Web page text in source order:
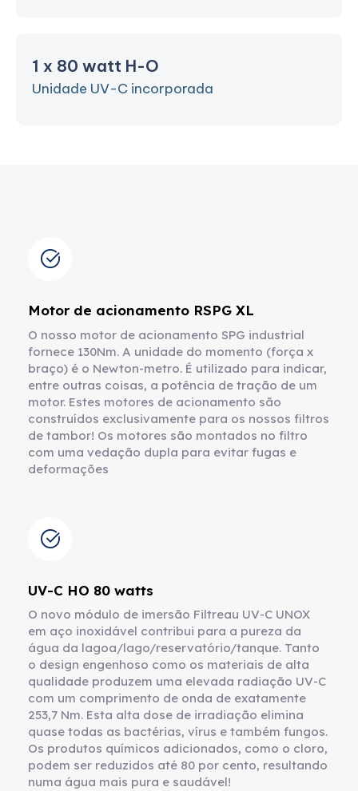
1 x 80 watt H-O
Unidade UV-C incorporada
Motor de acionamento RSPG XL
O nosso motor de acionamento SPG industrial
fornece 130Nm. A unidade do momento (força x
braço) é o Newton-metro. É utilizado para indicar,
entre outras coisas, a potência de tração de um
motor. Estes motores de acionamento são
construídos exclusivamente para os nossos filtros
de tambor! Os motores são montados no filtro
com uma vedação dupla para evitar fugas e
deformações
UV-C HO 80 watts
O novo módulo de imersão Filtreau UV-C UNOX
em aço inoxidável contribui para a pureza da
água da lagoa/lago/reservatório/tanque. Tanto
o design engenhoso como os materiais de alta
qualidade produzem uma elevada radiação UV-C
com um comprimento de onda de exatamente
253,7 Nm. Esta alta dose de irradiação elimina
quase todas as bactérias, vírus e também fungos.
Os produtos químicos adicionados, como o cloro,
podem ser reduzidos até 80 por cento, resultando
numa água mais pura e saudável!